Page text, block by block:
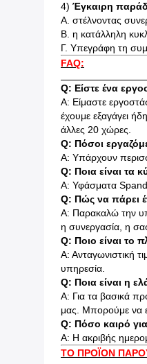
4) Έγκαιρη
Α. στέλνοντας
Β. η κατάλληλη
Γ. Υπεγράφη τη
FAQ:
Q: Είστε ένα
Α: Είμαστε
έχουμε εξαγάγει
άλλες 20 χώρες.
Q: Πόσοι
Α: Υπάρχουν
Q: Ποια είναι τα
Α: Υφάσματα
Q: Πώς να πάρει
Α: Παρακαλώ την
η συνεργασία, η
Q: Ποιο είναι το
Α: Ανταγωνιστική
υπηρεσία.
Q: Ποια είναι η
Α: Για τα βασικά
μας. Μπορούμε να
Q: Πόσο καιρό
Α: Η ακριβής
ΤΟ ΠΡΟΪΟΝ